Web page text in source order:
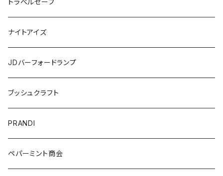
トラベルセーフ
ナイトアイズ
JDバーフォードランプ
ブッシュクラフト
PRANDI
ペパーミント商会